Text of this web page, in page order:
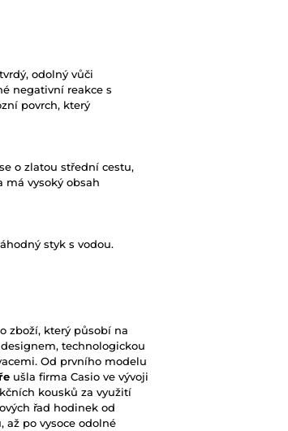
odolný vůči
negativní reakce s
povrch, který
o zlatou střední cestu,
má vysoký obsah
styk s vodou.
zboží, který působí na
technologickou
Od prvního modelu
ušla firma Casio ve vývoji
kousků za využití
řad hodinek od
až po vysoce odolné